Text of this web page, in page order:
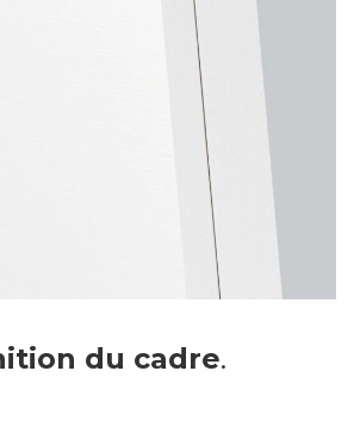
du cadre.